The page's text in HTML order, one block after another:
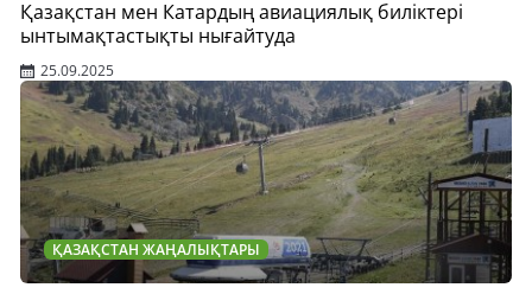
Қазақстан мен Катардың авиациялық биліктері
ынтымақтастықты нығайтуда
25.09.2025
ҚАЗАҚСТАН ЖАҢАЛЫҚТАРЫ